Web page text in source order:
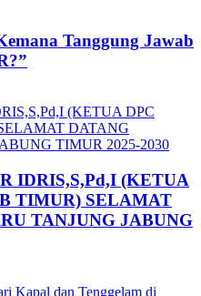
Tanggung Jawab
IDRIS,S,Pd,I (KETUA
TIMUR) SELAMAT
TANJUNG JABUNG